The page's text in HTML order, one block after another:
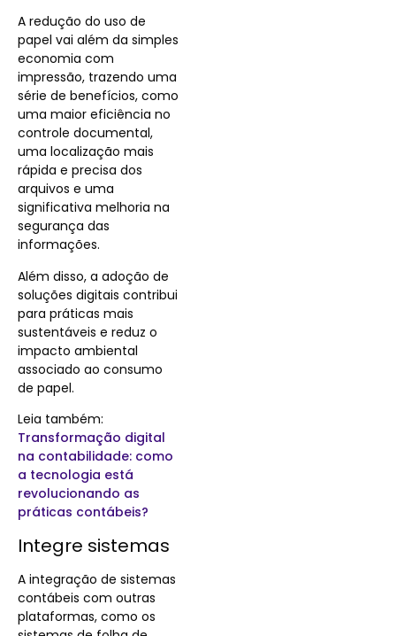
A redução do uso de
papel vai além da simples
economia com
impressão, trazendo uma
série de benefícios, como
uma maior eficiência no
controle documental,
uma localização mais
rápida e precisa dos
arquivos e uma
significativa melhoria na
segurança das
informações.
Além disso, a adoção de
soluções digitais contribui
para práticas mais
sustentáveis e reduz o
impacto ambiental
associado ao consumo
de papel.
Leia também:
Transformação digital
na contabilidade: como
a tecnologia está
revolucionando as
práticas contábeis?
Integre sistemas
A integração de sistemas
contábeis com outras
plataformas, como os